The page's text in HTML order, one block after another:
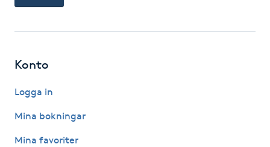
Kärlbehandling
Konto
Logga in
Mina bokningar
Mina favoriter